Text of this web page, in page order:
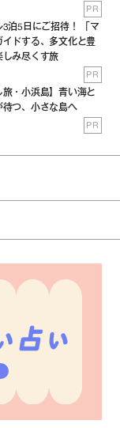
PR
3泊5日にご招待！ 「マ
イドする、多文化と豊
しみ尽くす旅
PR
旅・小浜島】青い海と
待つ、小さな島へ
PR